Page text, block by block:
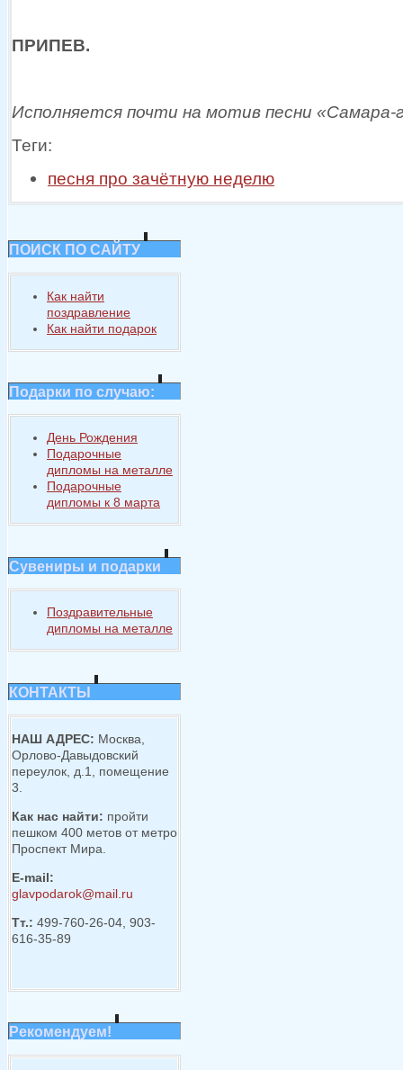
ПРИПЕВ.
Исполняется почти на мотив песни «Самара-
Теги:
песня про зачётную неделю
ПОИСК ПО САЙТУ
Как найти
поздравление
Как найти подарок
Подарки по случаю:
День Рождения
Подарочные
дипломы на металле
Подарочные
дипломы к 8 марта
Сувениры и подарки
Поздравительные
дипломы на металле
КОНТАКТЫ
НАШ АДРЕС: Москва,
Орлово-Давыдовский
переулок, д.1, помещение
3.
Как нас найти: пройти
пешком 400 метов от метро
Проспект Мира.
E-mail:
glavpodarok@mail.ru
Тт.: 499-760-26-04, 903-
616-35-89
Рекомендуем!